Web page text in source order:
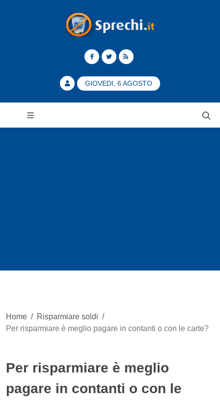
GIOVEDI, 6 AGOSTO
Home / Risparmiare soldi /
Per risparmiare è meglio pagare in contanti o con le carte?
Per risparmiare è meglio
pagare in contanti o con le